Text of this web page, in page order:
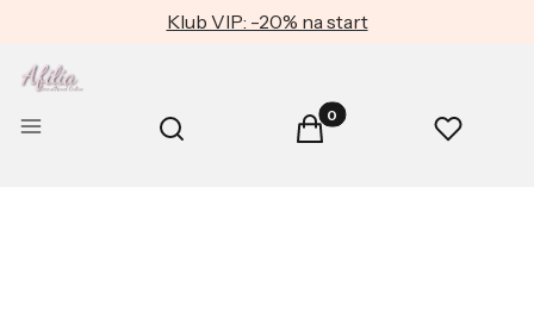
Klub VIP: -20% na start
Menu Otwórz wyszukiwarkę
Szukaj Produkty w koszyku: 0.
Koszyk Ulubione